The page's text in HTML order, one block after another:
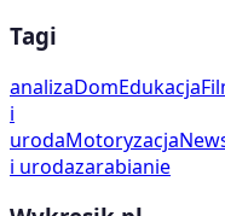
Tagi
analizaDomEdukacja
i
urodaMotoryzacja
i urodazarabianie